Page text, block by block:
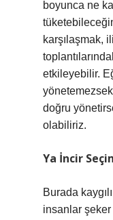
boyunca ne
karşılaşmak,
etkileyebilir.
doğru
olabiliriz.
Ya İncir
Burada
insanlar